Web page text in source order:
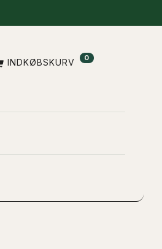
INDKØBSKURV 0